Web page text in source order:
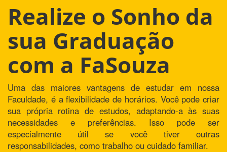
Realize o Sonho da
sua Graduação
com a FaSouza
Uma das maiores vantagens de estudar em nossa
Faculdade, é a flexibilidade de horários. Você pode criar
sua própria rotina de estudos, adaptando-a às suas
necessidades e preferências. Isso pode ser
especialmente útil se você tiver outras
responsabilidades, como trabalho ou cuidado familiar.